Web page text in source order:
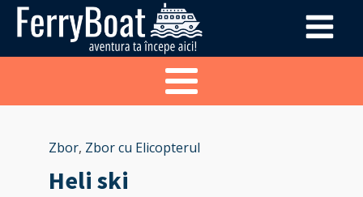
Zbor, Zbor cu Elicopterul
Heli ski